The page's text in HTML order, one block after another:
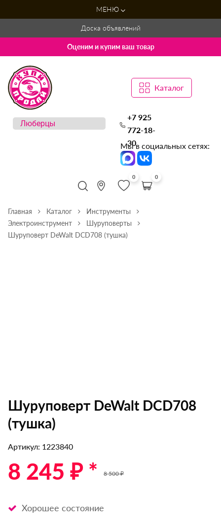
МЕНЮ
Доска объявлений
Оценим и купим ваш товар
Каталог
+7 925
772-18-
30
Мы в социальных сетях:
0 0
Главная Каталог
Инструменты
Электроинструмент
Шуруповерты
Шуруповерт DeWalt DCD708 (тушка)
Шуруповерт DeWalt DCD708
(тушка)
Артикул: 1223840
8 245 ₽ * 8 500 ₽
Хорошее состояние